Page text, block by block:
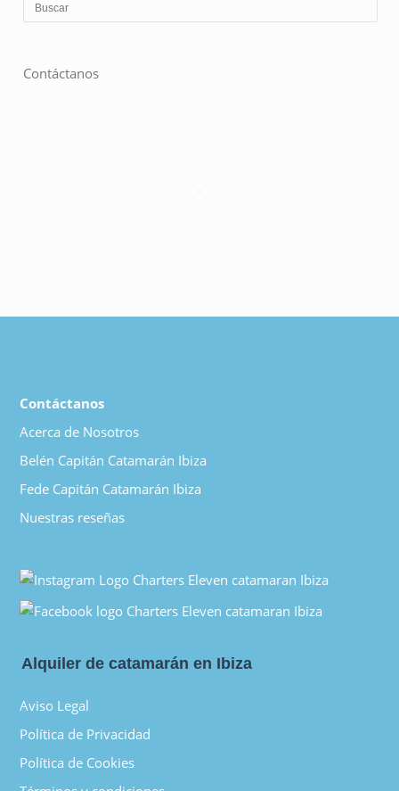
Contáctanos
Contáctanos
Acerca de Nosotros
Belén Capitán Catamarán Ibiza
Fede Capitán Catamarán Ibiza
Nuestras reseñas
Alquiler de catamarán en Ibiza
Aviso Legal
Política de Privacidad
Política de Cookies